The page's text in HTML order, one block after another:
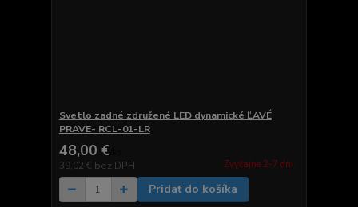
Svetlo zadné združené LED dynamické ĽAVÉ
PRAVE- RCL-01-LR
48,00 €
39,02 € bez DPH Zvyčajne 2-7 dni.
Pridať do košíka